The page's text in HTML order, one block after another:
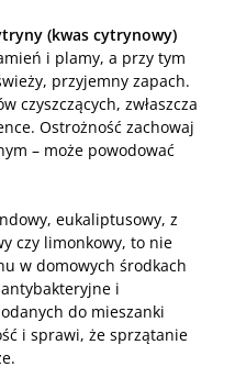
(kwas cytrynowy)
i plamy, a przy tym
przyjemny zapach.
czyszczących, zwłaszcza
Ostrożność zachowaj
– może powodować
eukaliptusowy, z
czy limonkowy, to nie
w domowych środkach
i
do mieszanki
i sprawi, że sprzątanie